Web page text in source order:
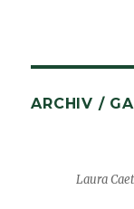
ARCHIV /
Laura